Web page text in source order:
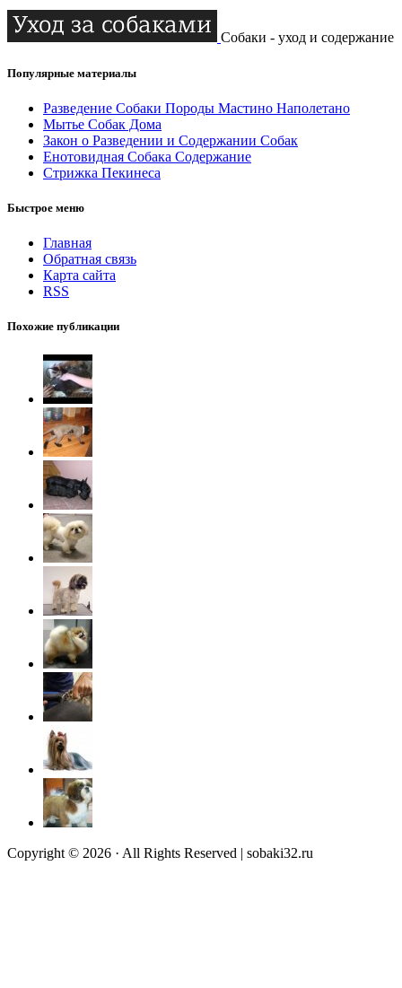
Собаки - уход и содержание
Популярные материалы
Разведение Собаки Породы Мастино Наполетано
Мытье Собак Дома
Закон о Разведении и Содержании Собак
Енотовидная Собака Содержание
Стрижка Пекинеса
Быстрое меню
Главная
Обратная связь
Карта сайта
RSS
Похожие публикации
Copyright © 2026 · All Rights Reserved | sobaki32.ru